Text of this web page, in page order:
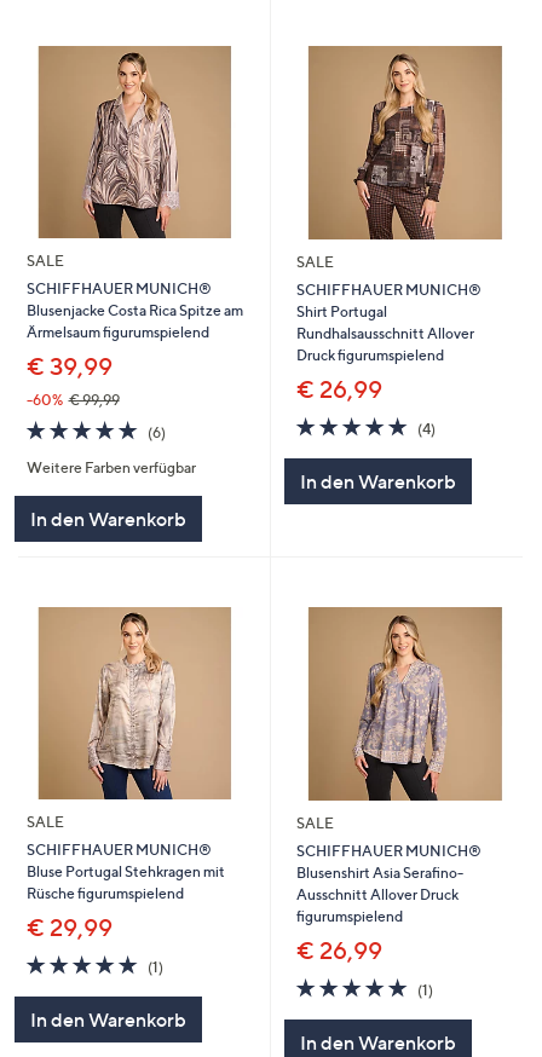
SALE
SCHIFFHAUER MUNICH®
Blusenjacke Costa Rica Spitze am
Ärmelsaum figurumspielend
€ 39,99
-60% € 99,99
5.0
von
5
(6)6
Weitere Farben verfügbar
In den Warenkorb
SALE
SCHIFFHAUER MUNICH®
Shirt Portugal
Rundhalsausschnitt Allover
Druck figurumspielend
€ 26,99
5.0
von
(4)
In den Warenkorb
SALE
SCHIFFHAUER MUNICH®
Bluse Portugal Stehkragen mit
Rüsche figurumspielend
€ 29,99
5.0
von
(1)1
In den Warenkorb
SALE
SCHIFFHAUER MUNICH®
Blusenshirt Asia Serafino-
Ausschnitt Allover Druck
figurumspielend
€ 26,99
5.0
von
(1)1
In den Warenkorb